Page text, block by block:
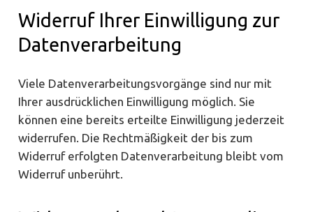
Widerruf Ihrer Einwilligung zur
Datenverarbeitung
Viele Datenverarbeitungsvorgänge sind nur mit
Ihrer ausdrücklichen Einwilligung möglich. Sie
können eine bereits erteilte Einwilligung jederzeit
widerrufen. Die Rechtmäßigkeit der bis zum
Widerruf erfolgten Datenverarbeitung bleibt vom
Widerruf unberührt.